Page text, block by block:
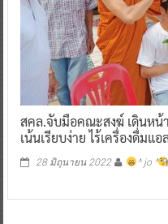
สคล.จับมือคณะสงฆ์ เดินหน้
เน้นเรียบง่าย ไร้เครื่องดื่มแ
28 มิถุนายน 2022 ^ jo ^